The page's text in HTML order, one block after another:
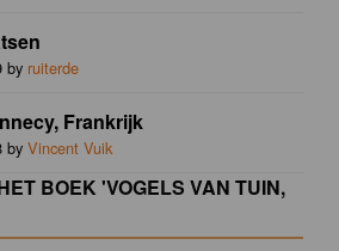
by ruiterde
Frankrijk
by Vincent Vuik
BOEK 'VOGELS VAN TUIN,